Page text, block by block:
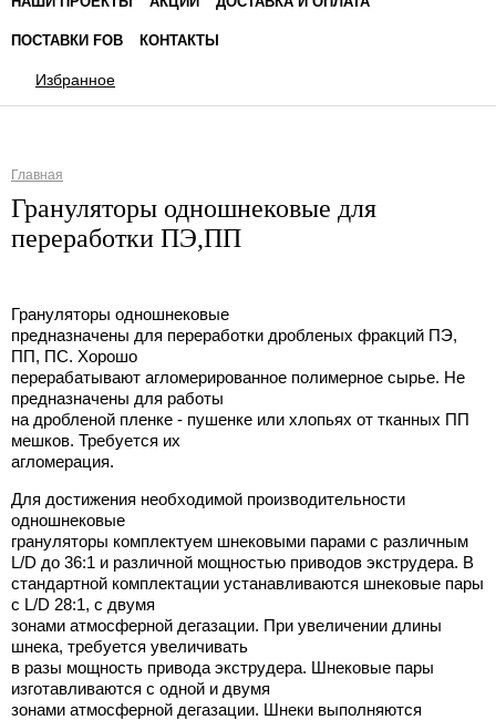
ПОСТАВКИ FOB КОНТАКТЫ
Избранное
Вы здесь
Главная
Грануляторы одношнековые для
переработки ПЭ,ПП
Грануляторы одношнековые
предназначены для переработки дробленых фракций ПЭ,
ПП, ПС. Хорошо
перерабатывают агломерированное полимерное сырье. Не
предназначены для работы
на дробленой пленке - пушенке или хлопьях от тканных ПП
мешков. Требуется их
агломерация.
Для достижения необходимой производительности
одношнековые
грануляторы комплектуем шнековыми парами с различным
L/D до 36:1 и различной мощностью приводов экструдера. В
стандартной комплектации устанавливаются шнековые пары
с L/D 28:1, с двумя
зонами атмосферной дегазации. При увеличении длины
шнека, требуется увеличивать
в разы мощность привода экструдера. Шнековые пары
изготавливаются с одной и двумя
зонами атмосферной дегазации. Шнеки выполняются